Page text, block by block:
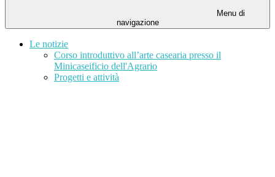
Menu di
navigazione
Le notizie
Corso introduttivo all’arte casearia presso il
Minicaseificio dell'Agrario
Progetti e attività